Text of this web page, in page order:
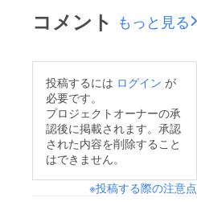
コメント もっと見る
投稿するには ログイン が
必要です。
プロジェクトオーナーの承
認後に掲載されます。承認
された内容を削除すること
はできません。
※投稿する際の注意点